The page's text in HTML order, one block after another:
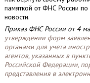
памяткой от ФНС России
новости.
Приказ ФНС России от 4
утверждении форм
органами для учета
агентов, указанных в
Российской Федерации,
представления в